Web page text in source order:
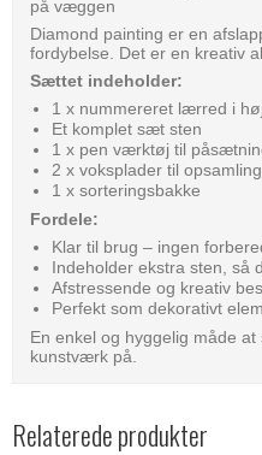
på væggen
Diamond painting er en
fordybelse. Det er en kreativ
Sættet indeholder:
1 x nummereret lærred i
Et komplet sæt sten
1 x pen værktøj til
2 x voksplader til
1 x sorteringsbakke
Fordele:
Klar til brug – ingen
Indeholder ekstra sten, så
Afstressende og kreativ
Perfekt som dekorativt
En enkel og hyggelig måde
kunstværk på.
Relaterede produkter